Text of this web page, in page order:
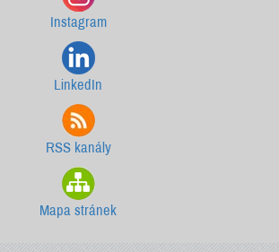
Instagram
LinkedIn
RSS kanály
Mapa stránek